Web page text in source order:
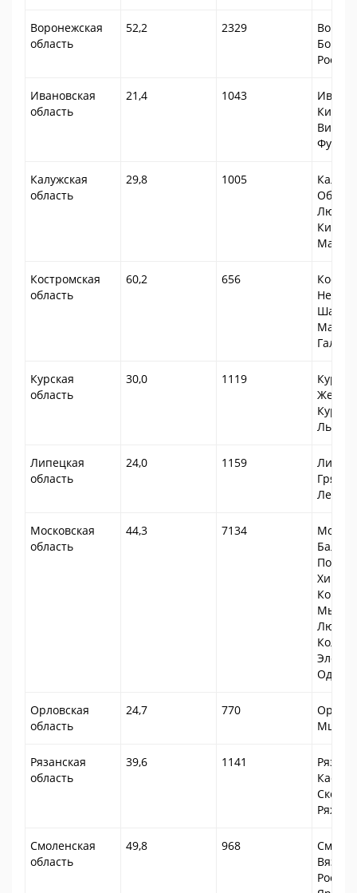
Воронежская
область
52,2 2329
Ивановская
область
21,4 1043
Вичуга,
Калужская
область
29,8 1005
Калуга,
Киров,
Костромская
область
60,2 656
Шарья,
Галич
Курская
область
30,0 1119
Курск,
Липецкая
область
24,0 1159
Грязи,
Московская
область
44,3 7134
Химки,
Орловская
область
24,7 770
Орел,
Рязанская
область
39,6 1141
Рязань,
Ряжск
Смоленская
область
49,8 968